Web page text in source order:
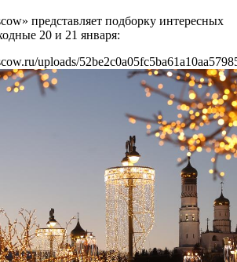
представляет подборку интересных
20 и 21 января:
uploads/